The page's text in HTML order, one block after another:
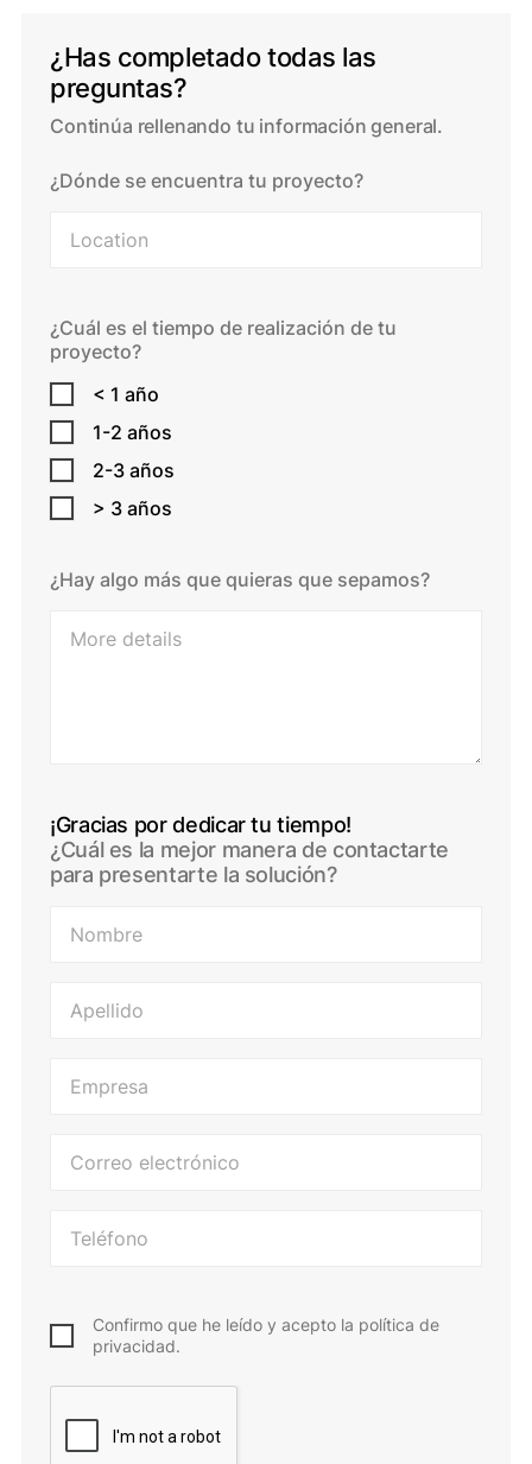
¿Has completado todas las
preguntas?
Continúa rellenando tu información general.
¿Dónde se encuentra tu proyecto?
¿Cuál es el tiempo de realización de tu
proyecto?
< 1 año
1-2 años
2-3 años
> 3 años
¿Hay algo más que quieras que sepamos?
¡Gracias por dedicar tu tiempo!
¿Cuál es la mejor manera de contactarte
para presentarte la solución?
Confirmo que he leído y acepto la política de
privacidad.